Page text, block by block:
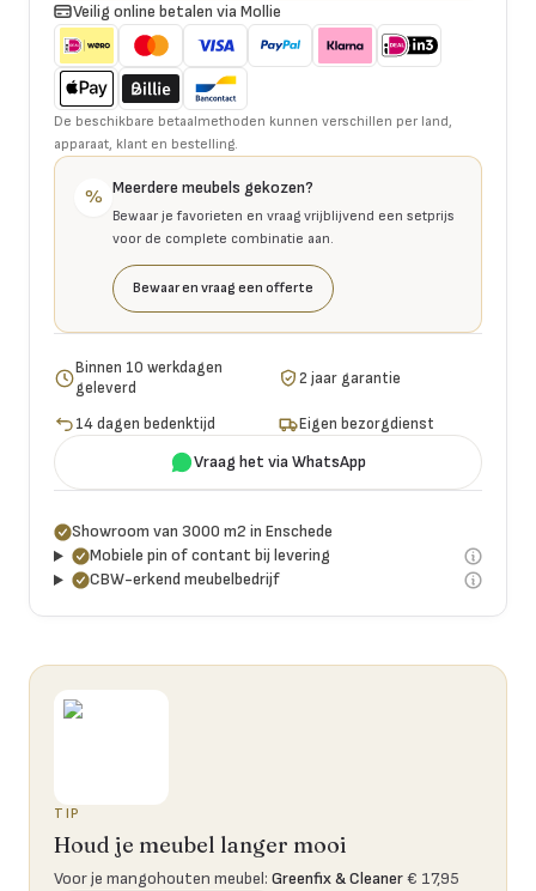
Veilig online betalen via Mollie
De beschikbare betaalmethoden kunnen verschillen per land,
apparaat, klant en bestelling.
% Meerdere meubels gekozen?
Bewaar je favorieten en vraag vrijblijvend een setprijs
voor de complete combinatie aan.
Bewaar en vraag een offerte
Binnen 10 werkdagen
geleverd
2 jaar garantie
14 dagen bedenktijd Eigen bezorgdienst
Vraag het via WhatsApp
Showroom van 3000 m2 in Enschede
Mobiele pin of contant bij levering
CBW-erkend meubelbedrijf
TIP
Houd je meubel langer mooi
Voor je mangohouten meubel: Greenfix & Cleaner€ 17,95